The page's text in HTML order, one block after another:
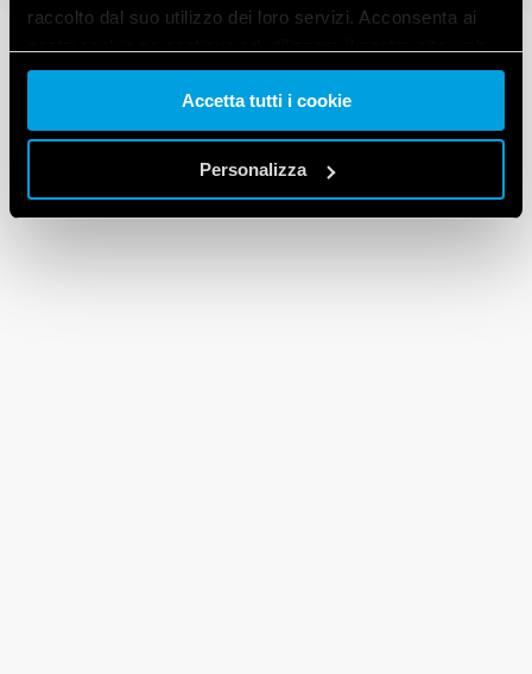
raccolto dal suo utilizzo dei loro servizi. Acconsenta ai
Vai alla Cookie Policy complet a
Accetta tutti i cookie
Personalizza